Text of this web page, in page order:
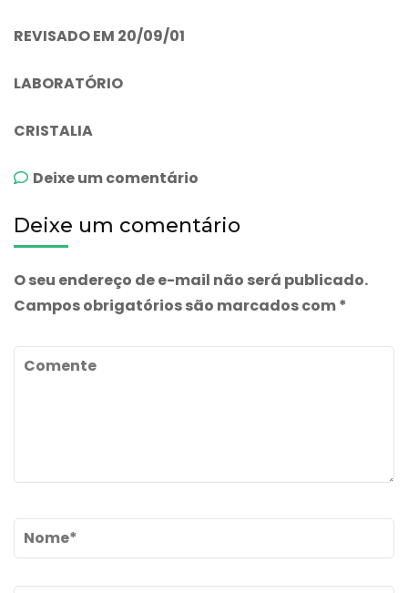
REVISADO EM 20/09/01
LABORATÓRIO
CRISTALIA
Deixe um comentário
2mL
Deixe um comentário
O seu endereço de e-mail não será publicado.
Campos obrigatórios são marcados com*
Comente
Name *